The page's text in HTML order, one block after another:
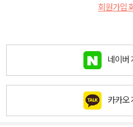
회원가입
네이버
카카오